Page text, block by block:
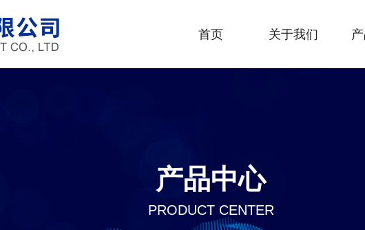
首页 关于我们
产品中心
PRODUCT CENTER